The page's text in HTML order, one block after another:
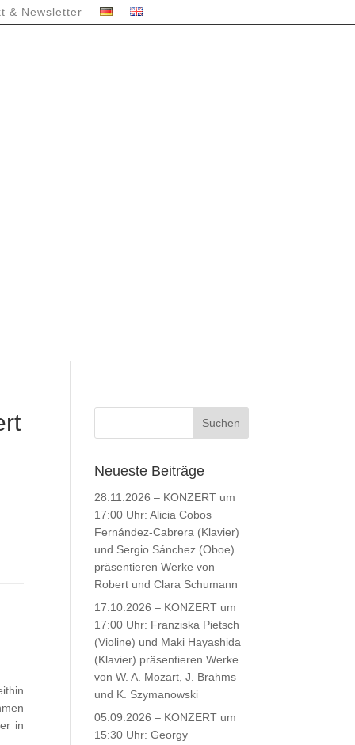
& Newsletter
in
Neueste Beiträge
28.11.2026 – KONZERT um
17:00 Uhr: Alicia Cobos
Fernández-Cabrera (Klavier)
und Sergio Sánchez (Oboe)
präsentieren Werke von
Robert und Clara Schumann
17.10.2026 – KONZERT um
17:00 Uhr: Franziska Pietsch
(Violine) und Maki Hayashida
(Klavier) präsentieren Werke
von W. A. Mozart, J. Brahms
und K. Szymanowski
05.09.2026 – KONZERT um
15:30 Uhr: Georgy